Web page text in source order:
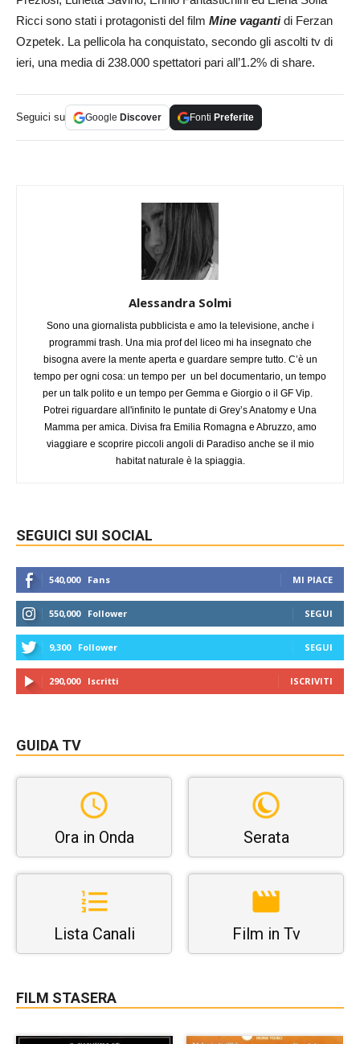
Ricci sono stati i protagonisti del film Mine vagantidi Ferzan
Ozpetek. La pellicola ha conquistato, secondo gli ascolti tv di
ieri, una media di 238.000 spettatori pari all’1.2% di share.
Seguici su Google Discover Fonti Preferite
Alessandra Solmi
Sono una giornalista pubblicista e amo la televisione, anche i
programmi trash. Una mia prof del liceo mi ha insegnato che
bisogna avere la mente aperta e guardare sempre tutto. C’è un
tempo per ogni cosa: un tempo per un bel documentario, un tempo
per un talk polito e un tempo per Gemma e Giorgio o il GF Vip.
Potrei riguardare all'infinito le puntate di Grey’s Anatomy e Una
Mamma per amica. Divisa fra Emilia Romagna e Abruzzo, amo
viaggiare e scoprire piccoli angoli di Paradiso anche se il mio
habitat naturale è la spiaggia.
SEGUICI SUI SOCIAL
540,000 Fans MI PIACE
550,000 Follower SEGUI
9,300 Follower SEGUI
290,000 Iscritti ISCRIVITI
GUIDA TV
Ora in Onda Serata
Lista Canali Film in Tv
FILM STASERA